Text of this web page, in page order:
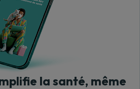
la santé, même